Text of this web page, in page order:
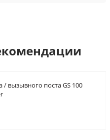
/ вызывного поста GS 100